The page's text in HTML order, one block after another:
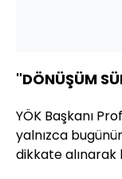
"DÖNÜŞÜM
YÖK Başkanı
yalnızca
dikkate